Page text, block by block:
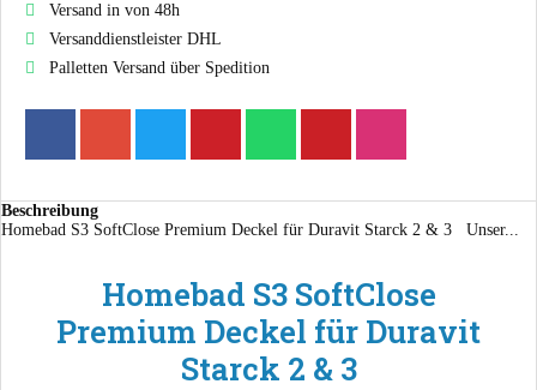
Versand in von 48h
Versanddienstleister DHL
Palletten Versand über Spedition
Beschreibung
Homebad S3 SoftClose Premium Deckel für Duravit Starck 2 & 3 Unser...
Homebad S3 SoftClose
Premium Deckel für Duravit
Starck 2 & 3